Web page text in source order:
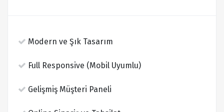
Modern ve Şık Tasarım
Full Responsive (Mobil Uyumlu)
Gelişmiş Müşteri Paneli